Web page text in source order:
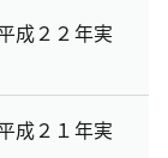
成２２年実
成２１年実